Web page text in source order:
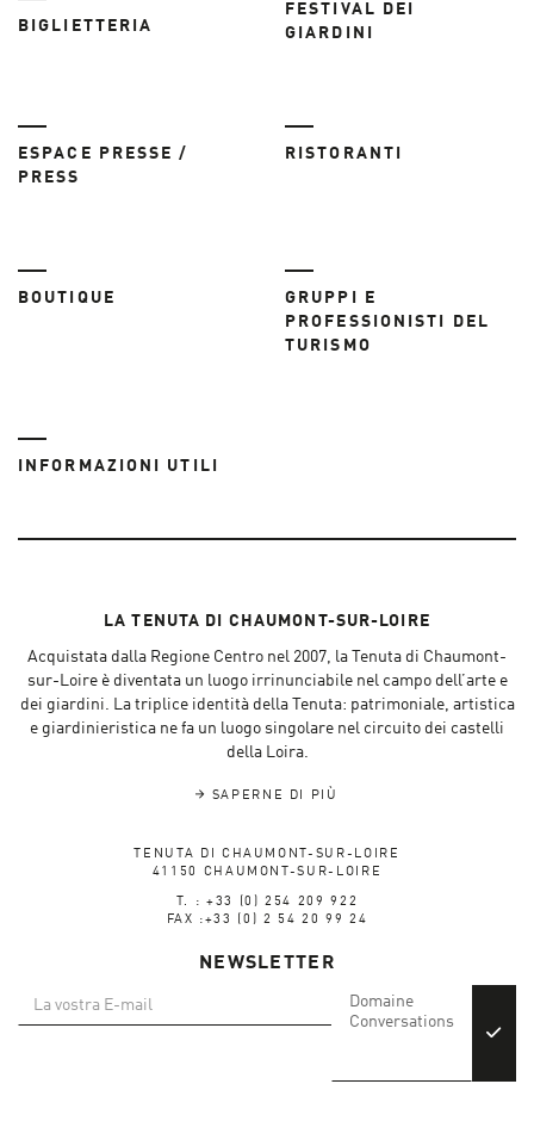
BIGLIETTERIA
FESTIVAL DEI
GIARDINI
ESPACE PRESSE /
PRESS
RISTORANTI
BOUTIQUE
GRUPPI E
PROFESSIONISTI DEL
TURISMO
INFORMAZIONI UTILI
LA TENUTA DI CHAUMONT-SUR-LOIRE
Acquistata dalla Regione Centro nel 2007, la Tenuta di Chaumont-
sur-Loire è diventata un luogo irrinunciabile nel campo dell’arte e
dei giardini. La triplice identità della Tenuta: patrimoniale, artistica
e giardinieristica ne fa un luogo singolare nel circuito dei castelli
della Loira.
SAPERNE DI PIÙ
TENUTA DI CHAUMONT-SUR-LOIRE
41150 CHAUMONT-SUR-LOIRE
T. : +33 (0) 254 209 922
FAX :+33 (0) 2 54 20 99 24
NEWSLETTER